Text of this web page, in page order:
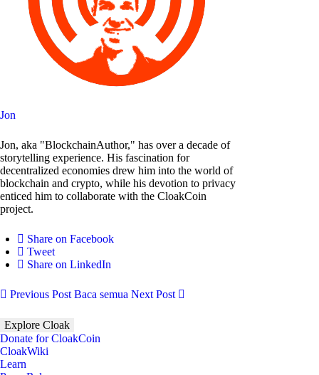
Jon
Jon, aka "BlockchainAuthor," has over a decade of
storytelling experience. His fascination for
decentralized economies drew him into the world of
blockchain and crypto, while his devotion to privacy
enticed him to collaborate with the CloakCoin
project.
Share on Facebook
Tweet
Share on LinkedIn
Previous Post Baca semua Next Post
Explore Cloak
Donate for CloakCoin
CloakWiki
Learn